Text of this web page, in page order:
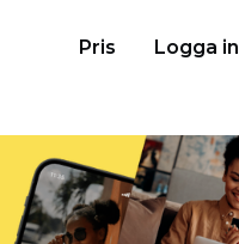
Pris Logga in